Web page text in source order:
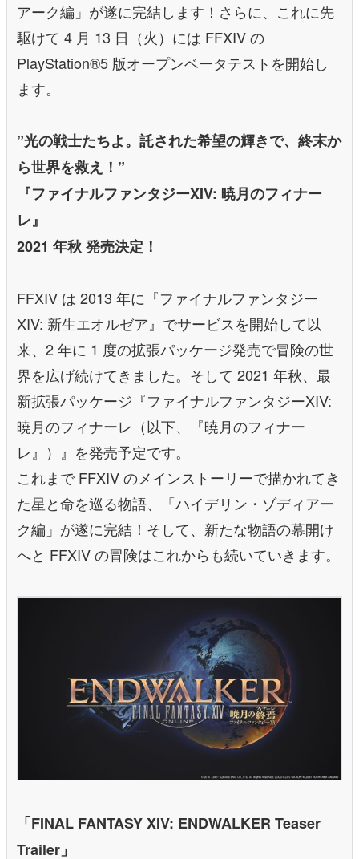
アーク編」が遂に完結します！さらに、これに先
駆けて 4 月 13 日（火）には FFXIV の
PlayStation®5 版オープンベータテストを開始し
ます。
”光の戦士たちよ。託された希望の輝きで、終末か
ら世界を救え！”
『ファイナルファンタジーXIV: 暁月のフィナー
レ』
2021 年秋 発売決定！
FFXIV は 2013 年に『ファイナルファンタジー
XIV: 新生エオルゼア』でサービスを開始して以
来、2 年に 1 度の拡張パッケージ発売で冒険の世
界を広げ続けてきました。そして 2021 年秋、最
新拡張パッケージ『ファイナルファンタジーXIV:
暁月のフィナーレ（以下、『暁月のフィナー
レ』）』を発売予定です。
これまで FFXIV のメインストーリーで描かれてき
た星と命を巡る物語、「ハイデリン・ゾディアー
ク編」が遂に完結！そして、新たな物語の幕開け
へと FFXIV の冒険はこれからも続いていきます。
「FINAL FANTASY XIV: ENDWALKER Teaser
Trailer」